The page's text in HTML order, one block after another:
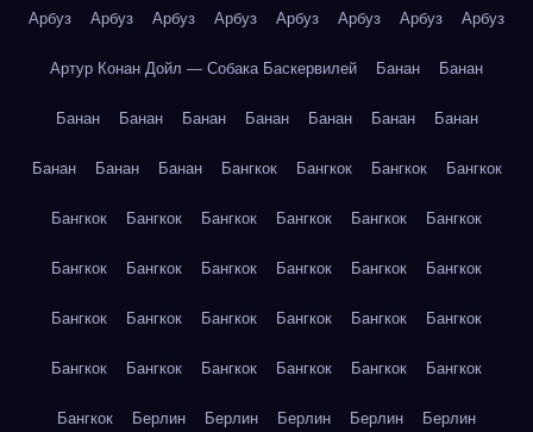
Арбуз Арбуз Арбуз Арбуз Арбуз Арбуз Арбуз Арбуз
Артур Конан Дойл — Собака Баскервилей Банан Банан
Банан Банан Банан Банан Банан Банан Банан
Банан Банан Банан Бангкок Бангкок Бангкок Бангкок
Бангкок Бангкок Бангкок Бангкок Бангкок Бангкок
Бангкок Бангкок Бангкок Бангкок Бангкок Бангкок
Бангкок Бангкок Бангкок Бангкок Бангкок Бангкок
Бангкок Бангкок Бангкок Бангкок Бангкок Бангкок
Бангкок Берлин Берлин Берлин Берлин Берлин